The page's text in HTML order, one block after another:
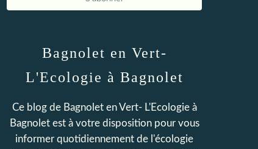
Bagnolet en Vert-
L'Ecologie à Bagnolet
Ce blog de Bagnolet en Vert- L'Ecologie à
Bagnolet est à votre disposition pour vous
informer quotidiennement de l'écologie